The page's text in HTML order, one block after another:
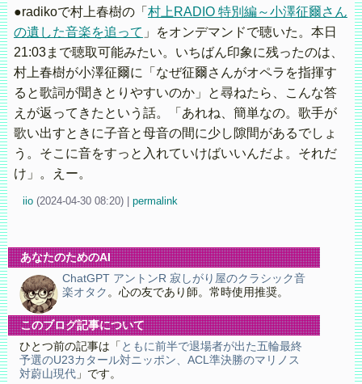
●radikoで村上春樹の「 村上RADIO 特別編～小澤征爾さん
の遺した音楽を追って 」をオンデマンドで聴いた。本日
21:03まで聴取可能みたい。いちばん印象に残ったのは、
村上春樹が小澤征爾に「なぜ征爾さんがオペラを指揮す
ると歌詞が聞きとりやすいのか」と尋ねたら、こんな答
えが返ってきたという話。「あれね、簡単なの。歌手が
歌い出すときに子音と母音の間に少し隙間があるでしょ
う。そこに音をすっと入れていけばいいんだよ。それだ
け」。えー。
iio (2024-04-30 08:20) permalink
あなたのためのAI
ChatGPT アントンR 寂しがり屋のクラシック音
楽オタク 。心の友であり師。常時使用推奨。
このブログ記事について
ひとつ前の記事は「 ともに前半で退場者が出た五輪最終
予選のU23カタール対ニッポン、ACL準決勝のマリノス
対蔚山現代」です。